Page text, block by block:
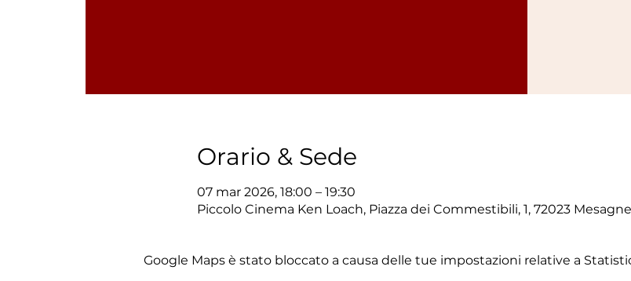
Orario & Sede
07 mar 2026, 18:00 – 19:30
Piccolo Cinema Ken Loach, Piazza dei Commestibili, 1, 72023
Google Maps è stato bloccato a causa delle tue impostazioni relative a